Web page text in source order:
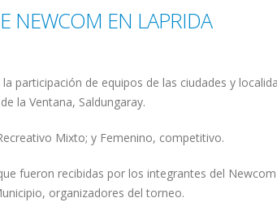
NEWCOM EN LAPRIDA
participación de equipos de las ciudades y
la Ventana, Saldungaray.
Mixto; y Femenino, competitivo.
fueron recibidas por los integrantes del
organizadores del torneo.